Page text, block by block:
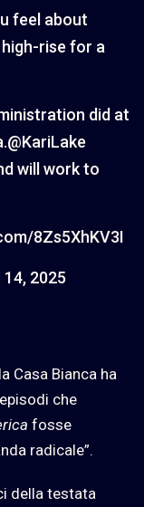
feel about
rise for a
did at
@KariLake
will work to
8Zs5XhKV3I
2025
Casa Bianca ha
che
fosse
radicale”.
della testata